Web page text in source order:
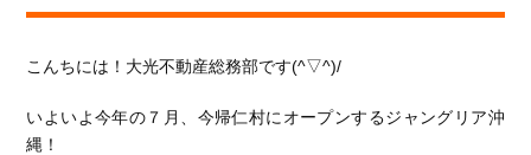
こんちには！大光不動産総務部です(^▽^)/
いよいよ今年の７月、今帰仁村にオープンするジャングリア沖
縄！